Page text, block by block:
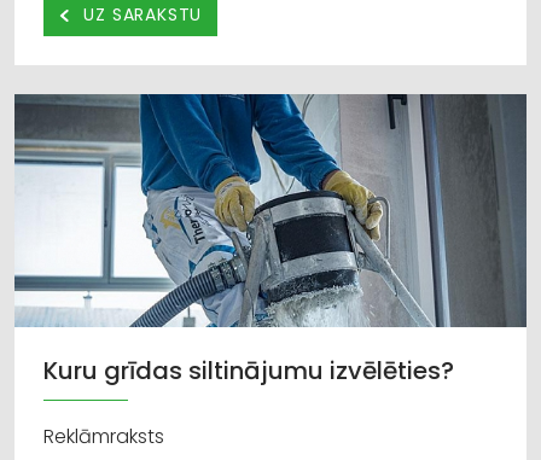
UZ SARAKSTU
Kuru grīdas siltinājumu izvēlēties?
Reklāmraksts